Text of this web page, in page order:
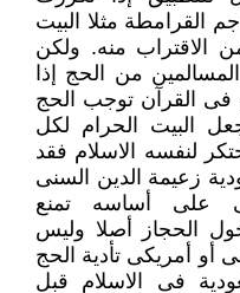
القرامطة مثلا البيت
الاقتراب منه. ولكن
من الحج إذا
فى القرآن توجب الحج
البيت الحرام لكل
لنفسه الاسلام فقد
زعيمة الدين السنى
على أساسه تمنع
الحجاز أصلا وليس
أمريكى تأدية الحج
فى الاسلام قبل